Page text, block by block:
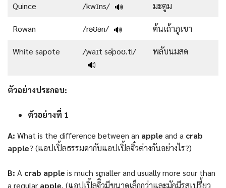
Quince /kwɪns/ 🔊 มะตูม
Rowan /rəʊən/ 🔊 ต้นเถ้าภูเขา
White sapote
/ˌwaɪt səˈpoʊ.ti/
🔊
พลับนมสด
ตัวอย่างประกอบ:
ตัวอย่างที่ 1
A: What is the difference between an apple and a crab
apple? (แอปเปิ้ลธรรมดากับแอปเปิ้ลจิ๋วต่างกันอย่างไร?)
B: A crab apple is much smaller and usually more sour than
a regular apple. (แอปเปิ้ลจิิ๋วมีขนาดเล็กกว่าและมักมีรสเปรี้ยว